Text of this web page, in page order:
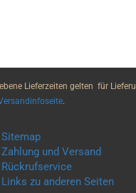
Lieferzeiten gelten für
.
Sitemap
Zahlung und Versand
Rückrufservice
Links zu anderen Seiten